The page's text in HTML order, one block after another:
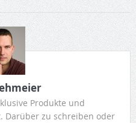
Produkte und
Darüber zu schreiben oder